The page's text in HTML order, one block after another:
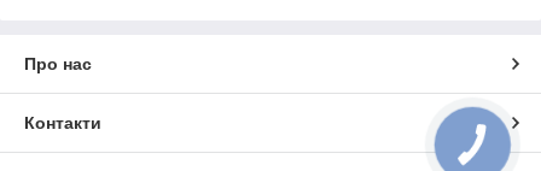
Про нас
Контакти
КНОПКА
ЗВ'ЯЗКУ